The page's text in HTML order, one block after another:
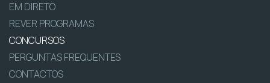
EM DIRETO
REVER PROGRAMAS
CONCURSOS
PERGUNTAS FREQUENTES
CONTACTOS